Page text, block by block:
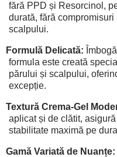
fără PPD și Resorcinol,
durată, fără
scalpului.
Formulă Delicată:
formula este creată
părului și scalpului,
excepție.
Textură Crema-Gel
aplicat și de clătit,
stabilitate maximă pe
Gamă Variată de Nuanțe: